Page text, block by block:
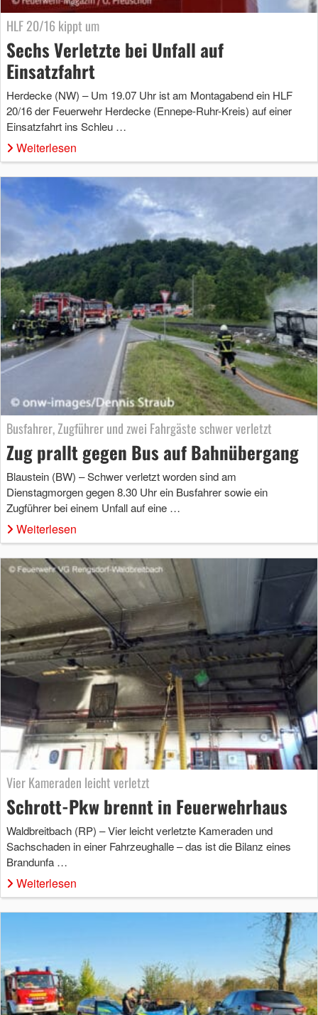
HLF 20/16 kippt um
Sechs Verletzte bei Unfall auf
Einsatzfahrt
Herdecke (NW) – Um 19.07 Uhr ist am Montagabend ein HLF
20/16 der Feuerwehr Herdecke (Ennepe-Ruhr-Kreis) auf einer
Einsatzfahrt ins Schleu …
Weiterlesen
Busfahrer, Zugführer und zwei Fahrgäste schwer verletzt
Zug prallt gegen Bus auf Bahnübergang
Blaustein (BW) – Schwer verletzt worden sind am
Dienstagmorgen gegen 8.30 Uhr ein Busfahrer sowie ein
Zugführer bei einem Unfall auf eine …
Weiterlesen
Vier Kameraden leicht verletzt
Schrott-Pkw brennt in Feuerwehrhaus
Waldbreitbach (RP) – Vier leicht verletzte Kameraden und
Sachschaden in einer Fahrzeughalle – das ist die Bilanz eines
Brandunfa …
Weiterlesen